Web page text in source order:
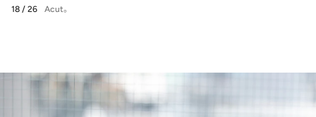
18 / 26 Acut。